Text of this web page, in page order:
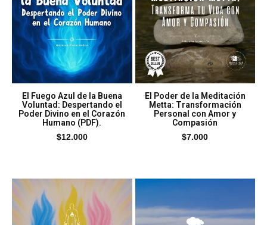
El Fuego Azul de la Buena
Voluntad: Despertando el
Poder Divino en el Corazón
Humano (PDF).
$12.000
El Poder de la Meditación
Metta: Transformación
Personal con Amor y
Compasión
$7.000